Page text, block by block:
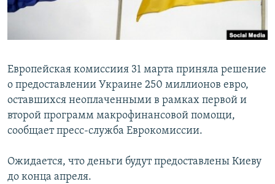
ПОБЕДИТЕЛЕЙ НЕ СУДЯТ?
ПРИСОЕДИНЯЙТЕСЬ!
Все сайты RFE/RL
Европейская комиссиия 31 марта приняла решение
о предоставлении Украине 250 миллионов евро,
оставшихся неоплаченными в рамках первой и
второй программ макрофинансовой помощи,
сообщает пресс-служба Еврокомиссии.
Ожидается, что деньги будут предоставлены Киеву
до конца апреля.